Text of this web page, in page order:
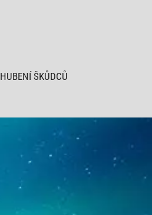
HUBENÍ ŠKŮDCŮ